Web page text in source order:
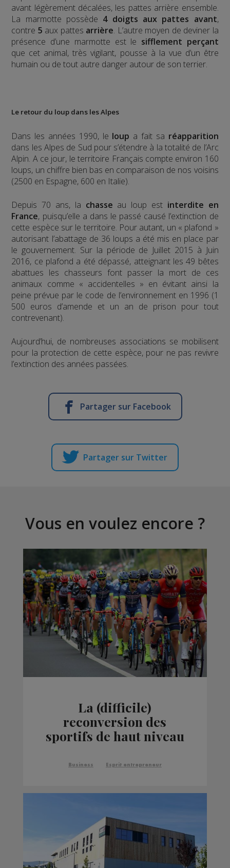
avant légèrement décalées, les pattes arrière ensemble.
La marmotte possède 4 doigts aux pattes avant,
contre 5 aux pattes arrière. L’autre moyen de deviner la
présence d’une marmotte est le sifflement perçant
que cet animal, très vigilant, pousse à la vue d’un être
humain ou de tout autre danger autour de son terrier.
Le retour du loup dans les Alpes
Dans les années 1990, le loup a fait sa réapparition
dans les Alpes de Sud pour s’étendre à la totalité de l’Arc
Alpin. A ce jour, le territoire Français compte environ 160
loups, un chiffre bien bas en comparaison de nos voisins
(2500 en Espagne, 600 en Italie).
Depuis 70 ans, la chasse au loup est interdite en
France, puisqu’elle a dans le passé causé l’extinction de
cette espèce sur le territoire. Pour autant, un « plafond »
autorisant l’abattage de 36 loups a été mis en place par
le gouvernement. Sur la période de Juillet 2015 à Juin
2016, ce plafond a été dépassé, atteignant les 49 bêtes
abattues les chasseurs font passer la mort de ces
animaux comme « accidentelles » en évitant ainsi la
peine prévue par le code de l’environnement en 1996 (1
500 euros d’amende et un an de prison pour tout
contrevenant).
Aujourd’hui, de nombreuses associations se mobilisent
pour la protection de cette espèce, pour ne pas revivre
l’extinction des années passées.
Partager sur Facebook
Partager sur Twitter
Vous en voulez encore ?
La (difficile)
reconversion des
sportifs de haut niveau
Business Esprit entrepreneur